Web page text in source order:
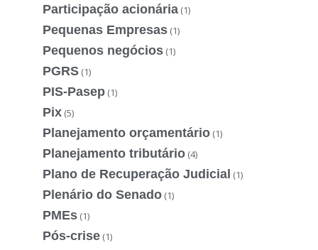
Participação acionária (1)
Pequenas Empresas (1)
Pequenos negócios (1)
PGRS (1)
PIS-Pasep (1)
Pix (5)
Planejamento orçamentário (1)
Planejamento tributário (4)
Plano de Recuperação Judicial (1)
Plenário do Senado (1)
PMEs (1)
Pós-crise (1)